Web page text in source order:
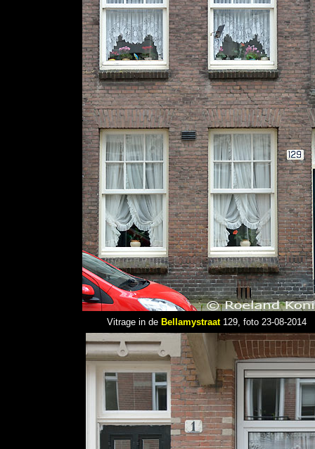
Vitrage in de Bellamystraat 129, foto 23-08-2014